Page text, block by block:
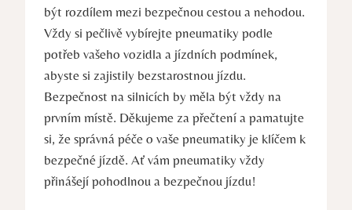
být rozdílem mezi bezpečnou cestou a nehodou.
Vždy si pečlivě vybírejte pneumatiky podle
potřeb vašeho vozidla a jízdních podmínek,
abyste si zajistily bezstarostnou jízdu.
Bezpečnost na silnicích by měla být vždy na
prvním místě. Děkujeme za přečtení a pamatujte
si, že správná péče o vaše pneumatiky je klíčem k
bezpečné jízdě. Ať vám pneumatiky vždy
přinášejí pohodlnou a bezpečnou jízdu!